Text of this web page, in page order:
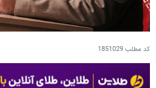
کد مطلب1851029